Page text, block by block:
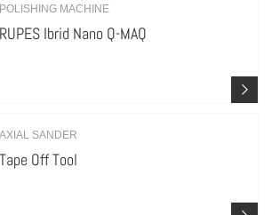
POLISHING MACHINE
RUPES Ibrid Nano Q-MAQ
AXIAL SANDER
Tape Off Tool